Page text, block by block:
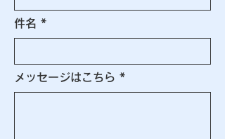
件名
メッセージはこちら